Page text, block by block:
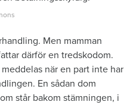
Men mamman
därför en tredskodom.
när en part inte har
En sådan dom
står bakom stämningen, i